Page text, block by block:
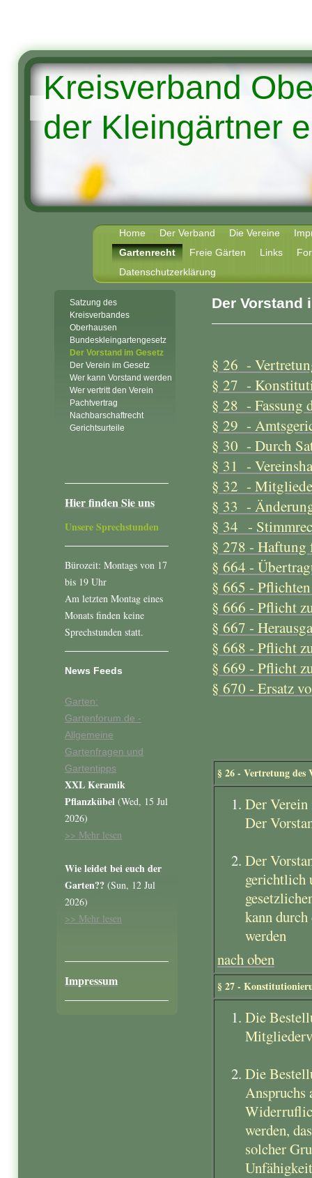
Kreisverband
der Kleingärtner
Home Der Verband Die Vereine
Gartenrecht
Freie Gärten Links
Datenschutzerklärung
Der Vorstand
§ 26 -
§ 27 -
§ 28 - Fassung
§ 29 -
§ 30 - Durch
§ 31 -
§ 32 -
§ 33 -
§ 34 -
§ 278 - Haftung
§ 664 -
§ 665 -
§ 666 - Pflicht
§ 667 -
§ 668 - Pflicht
§ 669 - Pflicht
§ 670 - Ersatz
§ 26 - Vertretung des
Der Verein
Der
Der
gerichtlich
kann
werden
nach oben
§ 27 -
Die
Die
Anspruchs
werden,
solcher
Satzung des
Kreisverbandes
Oberhausen
Bundeskleingartengesetz
Der Vorstand im Gesetz
Der Verein im Gesetz
Wer kann Vorstand werden
Wer vertritt den Verein
Pachtvertrag
Nachbarschaftrecht
Gerichtsurteile
Hier finden Sie uns
Unsere Sprechstunden
Bürozeit: Montags von 17
bis 19 Uhr
Am letzten Montag eines
Monats finden keine
Sprechstunden statt.
News Feeds
Garten:
Gartenforum.de -
Allgemeine
Gartenfragen und
Gartentipps
XXL Keramik
Pflanzkübel (Wed, 15 Jul
2026)
>> Mehr lesen
Wie leidet bei euch der
Garten?? (Sun, 12 Jul
2026)
>> Mehr lesen
Impressum